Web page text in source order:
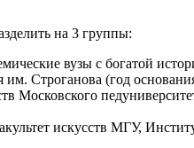
на 3 группы:
вузы с богатой
Строганова (год
Московского
искусств МГУ,